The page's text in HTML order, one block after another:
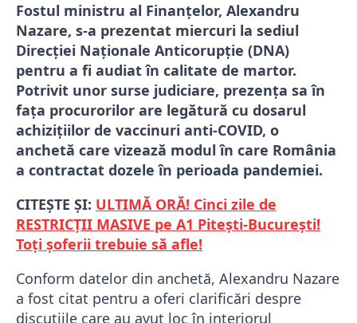
Fostul ministru al Finanțelor, Alexandru
Nazare, s-a prezentat miercuri la sediul
Direcției Naționale Anticorupție (DNA)
pentru a fi audiat în calitate de martor.
Potrivit unor surse judiciare, prezența sa în
fața procurorilor are legătură cu dosarul
achizițiilor de vaccinuri anti-COVID, o
anchetă care vizează modul în care România
a contractat dozele în perioada pandemiei.
CITEȘTE ȘI: ULTIMĂ ORĂ! Cinci zile de
RESTRICȚII MASIVE pe A1 Pitești-București!
Toți șoferii trebuie să afle!
Conform datelor din anchetă, Alexandru Nazare
a fost citat pentru a oferi clarificări despre
discuțiile care au avut loc în interiorul